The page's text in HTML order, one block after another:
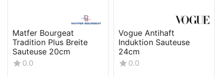
Matfer Bourgeat
Tradition Plus Breite
Sauteuse 20cm
0.0
Vogue Antihaft
Induktion Sauteuse
24cm
0.0